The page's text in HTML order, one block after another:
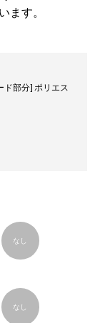
ます。
ド部分] ポリエス
なし
なし